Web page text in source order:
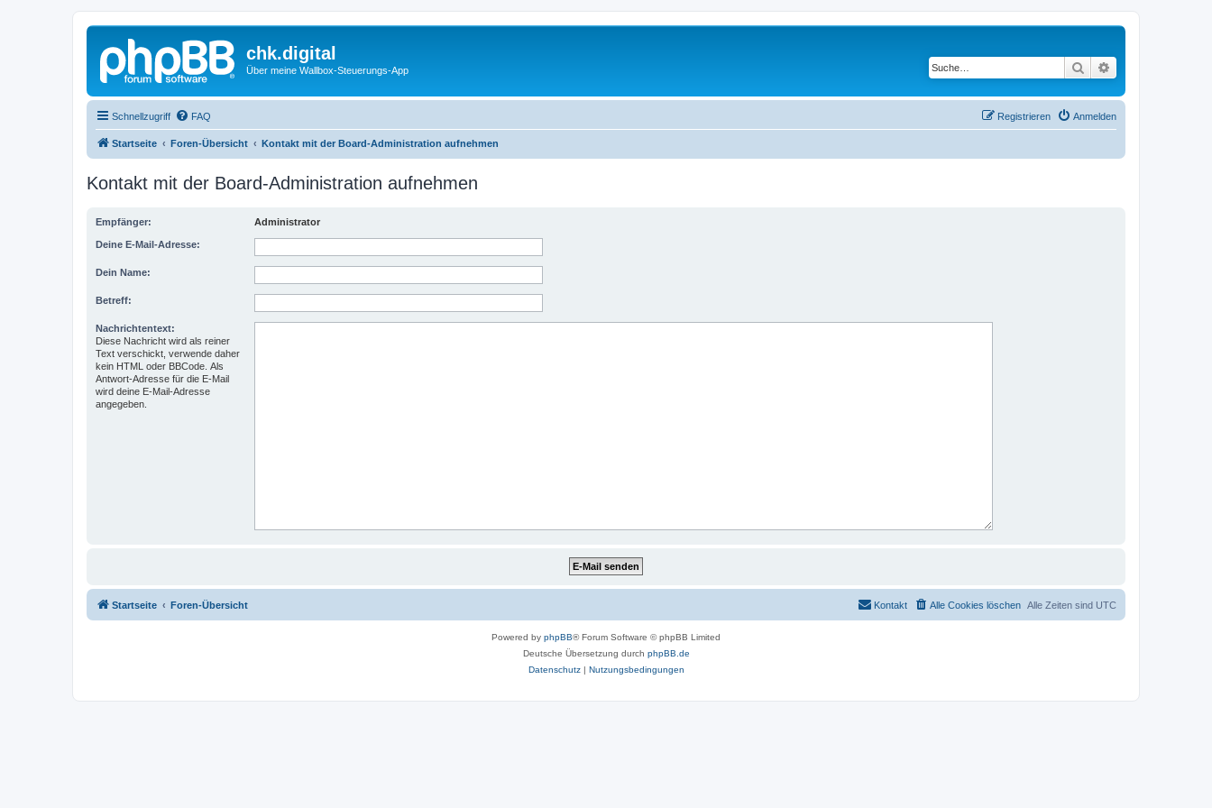
chk.digital
Über meine Wallbox-Steuerungs-App Suche
Schnellzugriff FAQ Anmelden
Registrieren
Startseite Foren-Übersicht Kontakt mit der Board-Administration aufnehmen
Kontakt mit der Board-Administration aufnehmen
Empfänger: Administrator
Deine E-Mail-Adresse:
Dein Name:
Betreff:
Nachrichtentext:
Diese Nachricht wird als reiner
Text verschickt, verwende daher
kein HTML oder BBCode. Als
Antwort-Adresse für die E-Mail
wird deine E-Mail-Adresse
angegeben.
Startseite Foren-Übersicht Alle Zeiten sind UTC
Alle Cookies löschen
Kontakt
Powered by phpBB® Forum Software © phpBB Limited
Deutsche Übersetzung durch phpBB.de
Datenschutz| Nutzungsbedingungen